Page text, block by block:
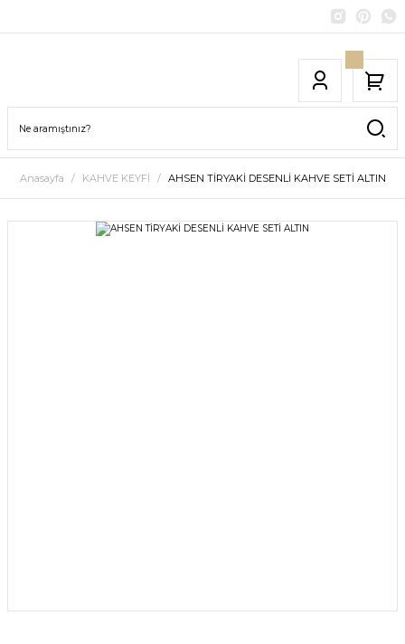
Anasayfa KAHVE KEYFİ AHSEN TİRYAKİ DESENLİ KAHVE SETİ ALTIN